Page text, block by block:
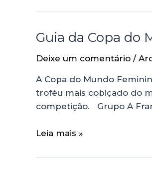
Guia da Copa do
Deixe um comentário /
A Copa do Mundo
troféu mais cobiçado do
competição. Grupo A
Leia mais »